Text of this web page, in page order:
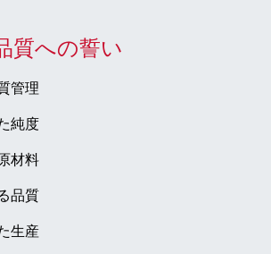
質への誓い
管理
純度
材料
品質
生産